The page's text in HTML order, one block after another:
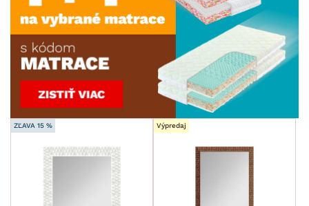
ZĽAVA 15 % Výpredaj